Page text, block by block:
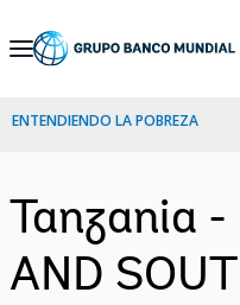
Skip
Navigation
ENTENDIENDO LA POBREZA
Tanzania -
AND